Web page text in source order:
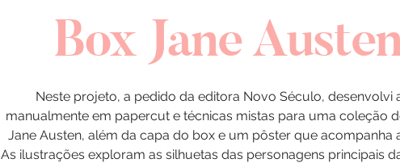
Box Jane
Neste projeto, a pedido da editora Novo Século, desenvolvi
manualmente em papercut e técnicas mistas para uma coleção
Jane Austen, além da capa do box e um pôster que acompanha
As ilustrações exploram as silhuetas das personagens principais